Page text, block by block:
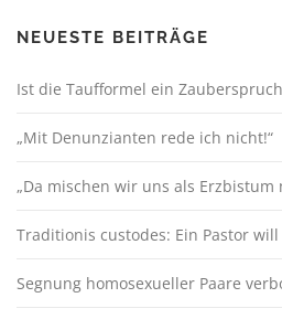
NEUESTE BEITRÄGE
Ist die Taufformel ein
„Mit Denunzianten rede ich nicht!“
„Da mischen wir uns als Erzbistum
Traditionis custodes: Ein Pastor
Segnung homosexueller Paare